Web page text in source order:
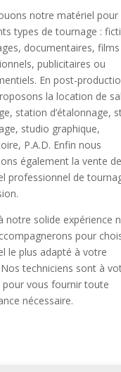
notre matériel pour
types de tournage :
documentaires, films
publicitaires ou
En post-
la location de
station d’étalonnage,
studio graphique,
P.A.D. Enfin nous
également la vente de
professionnel de
notre solide expérience
pour
le plus adapté à votre
techniciens sont à
pour vous fournir toute
nécessaire.